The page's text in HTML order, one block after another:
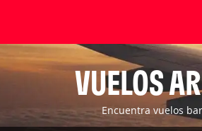
VUELOS
Encuentra vuelos